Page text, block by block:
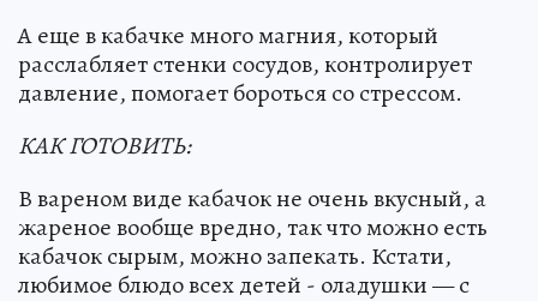
А еще в кабачке много магния, который
расслабляет стенки сосудов, контролирует
давление, помогает бороться со стрессом.
КАК ГОТОВИТЬ:
В вареном виде кабачок не очень вкусный, а
жареное вообще вредно, так что можно есть
кабачок сырым, можно запекать. Кстати,
любимое блюдо всех детей - оладушки — с